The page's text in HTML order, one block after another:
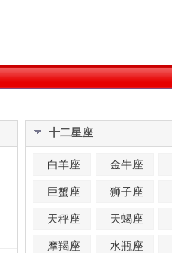
十二星座
白羊座 金牛座
巨蟹座 狮子座
天秤座 天蝎座
摩羯座 水瓶座